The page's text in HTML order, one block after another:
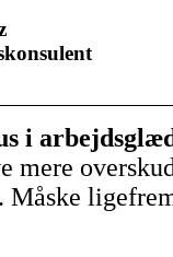
i
mere
Måske